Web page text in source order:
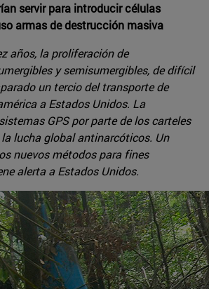
servir para introducir células
armas de destrucción masiva
años, la proliferación de
y semisumergibles, de difícil
un tercio del transporte de
a Estados Unidos. La
GPS por parte de los carteles
lucha global antinarcóticos. Un
nuevos métodos para fines
alerta a Estados Unidos.